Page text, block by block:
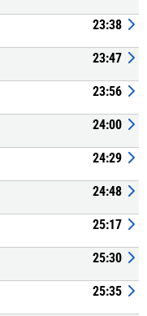
23:38
23:47
23:56
24:00
24:29
24:48
25:17
25:30
25:35